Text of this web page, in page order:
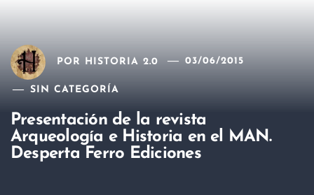
POR HISTORIA 2.0 03/06/2015
SIN CATEGORÍA
Presentación de la revista
Arqueología e Historia en el MAN.
Desperta Ferro Ediciones